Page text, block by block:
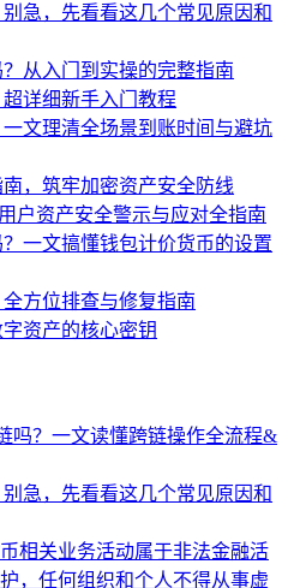
急，先看看这几个常见原因和
从入门到实操的完整指南
详细新手入门教程
文理清全场景到账时间与避坑
，筑牢加密资产安全防线
户资产安全警示与应对全指南
一文搞懂钱包计价货币的设置
方位排查与修复指南
资产的核心密钥
吗？一文读懂跨链操作全流程&
急，先看看这几个常见原因和
相关业务活动属于非法金融活
，任何组织和个人不得从事虚